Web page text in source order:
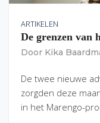
ARTIKELEN
De grenzen van
Door Kika
De twee nieuwe
zorgden deze
in het Marengo-